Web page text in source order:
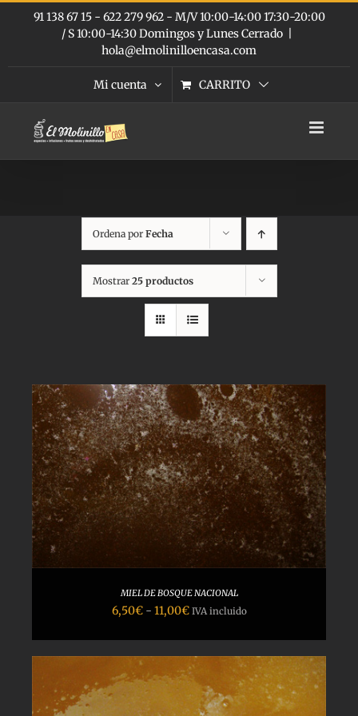
Saltar
91 138 67 15 - 622 279 962 - M/V 10:00-14:00 17:30-20:00
/ S 10:00-14:30 Domingos y Lunes Cerrado
hola@elmolinilloencasa.com
Mi cuenta CARRITO
Ordena por Fecha
Mostrar 25 productos
MIEL DE BOSQUE NACIONAL
6,50€ - 11,00€Rango
precios:
desde
6,50€
hasta
11,00€
IVA incluido